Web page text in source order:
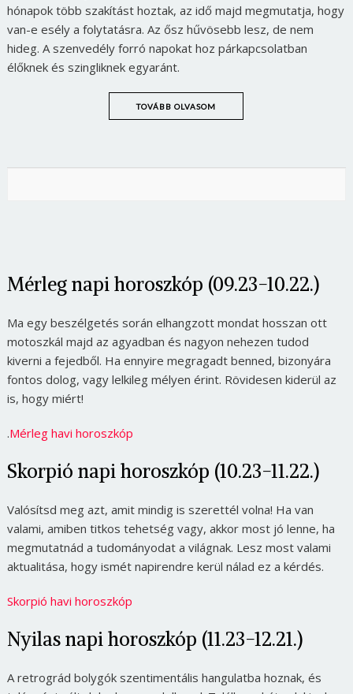
hónapok több szakítást hoztak, az idő majd megmutatja, hogy
van-e esély a folytatásra. Az ősz hűvösebb lesz, de nem
hideg. A szenvedély forró napokat hoz párkapcsolatban
élőknek és szingliknek egyaránt.
TOVÁBB OLVASOM
Mérleg napi horoszkóp (09.23-10.22.)
Ma egy beszélgetés során elhangzott mondat hosszan ott
motoszkál majd az agyadban és nagyon nehezen tudod
kiverni a fejedből. Ha ennyire megragadt benned, bizonyára
fontos dolog, vagy lelkileg mélyen érint. Rövidesen kiderül az
is, hogy miért!
.Mérleg havi horoszkóp
Skorpió napi horoszkóp (10.23-11.22.)
Valósítsd meg azt, amit mindig is szerettél volna! Ha van
valami, amiben titkos tehetség vagy, akkor most jó lenne, ha
megmutatnád a tudományodat a világnak. Lesz most valami
aktualitása, hogy ismét napirendre kerül nálad ez a kérdés.
Skorpió havi horoszkóp
Nyilas napi horoszkóp (11.23-12.21.)
A retrográd bolygók szentimentális hangulatba hoznak, és